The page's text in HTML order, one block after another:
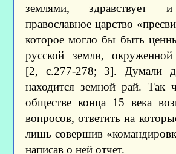
землями, здравствует и
православное царство
которое могло бы быть
русской земли,
[2, с.277-278; 3]. Думали
находится земной рай. Так
обществе конца 15 века
вопросов, ответить на
лишь совершив
написав о ней отчет.